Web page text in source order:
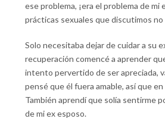
ese problema, ¡era el problema de mi
prácticas sexuales que discutimos no
Solo necesitaba dejar de cuidar a su
recuperación comencé a aprender
intento pervertido de ser apreciada,
pensé que él fuera amable, así que
También aprendí que solía sentirme
de mi ex esposo.